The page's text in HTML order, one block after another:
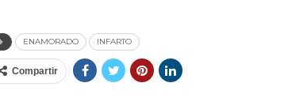
ENAMORADO INFARTO
Compartir